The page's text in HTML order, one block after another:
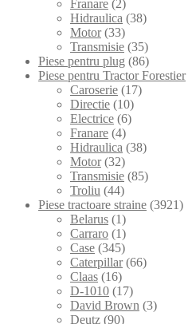
Franare (2)
Hidraulica (38)
Motor (33)
Transmisie (35)
Piese pentru plug (86)
Piese pentru Tractor Forestier
Caroserie (17)
Directie (10)
Electrice (6)
Franare (4)
Hidraulica (38)
Motor (32)
Transmisie (85)
Troliu (44)
Piese tractoare straine (3921)
Belarus (1)
Carraro (1)
Case (345)
Caterpillar (66)
Claas (16)
D-1010 (17)
David Brown (3)
Deutz (90)